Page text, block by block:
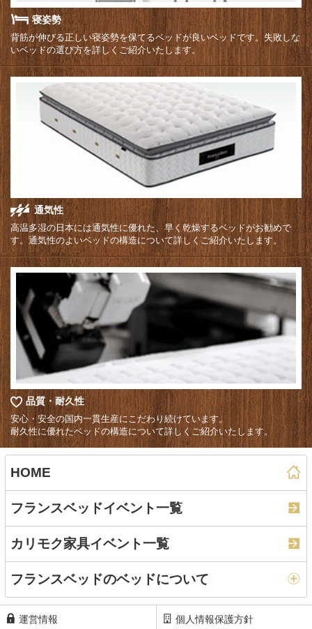
寝姿勢
背筋が伸びる正しい寝姿勢を保てるベッドが良いベッドです。失敗しな
いベッドの選び方を詳しくご紹介いたします。
通気性
高温多湿の日本には通気性に優れた、早く乾燥するベッドがお勧めで
す。通気性のよいベッドの構造について詳しくご紹介いたします。
品質・耐久性
安心・安全の国内一貫生産にこだわり続けています。
耐久性に優れたベッドの構造について詳しくご紹介いたします。
HOME
フランスベッドイベント一覧
カリモク家具イベント一覧
フランスベッドのベッドについて
運営情報 個人情報保護方針